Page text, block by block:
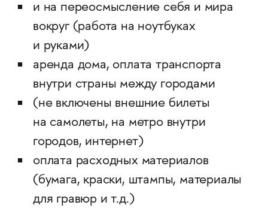
и на переосмысление себя и мира
вокруг (работа на ноутбуках
и руками)
аренда дома, оплата транспорта
внутри страны между городами
(не включены внешние билеты
на самолеты, на метро внутри
городов, интернет)
оплата расходных материалов
(бумага, краски, штампы, материалы
для гравюр и т.д.)